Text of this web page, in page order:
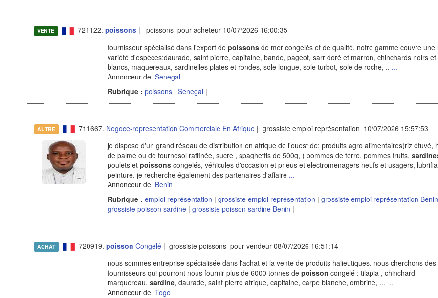
VENTE 721122. poissons| poissons pour acheteur 10/07/2026 16:00:35
fournisseur spécialisé dans l'export de poissonsde mer congelés et de qualité. notre gamme couvre une
variété d'espèces:daurade, saint pierre, capitaine, bande, pageot, sarr doré et marron, chinchards noirs et
blancs, maquereaux, sardinelles plates et rondes, sole longue, sole turbot, sole de roche, .. ...
Annonceur de Senegal
Rubrique : poissons | Senegal |
AUTRE 711667. Negoce-representation Commerciale En Afrique| grossiste emploi représentation 10/07/2026 15:57:53
je dispose d'un grand réseau de distribution en afrique de l'ouest de; produits agro alimentaires(riz étuvé,
de palme ou de tournesol raffinée, sucre , spaghettis de 500g, ) pommes de terre, pommes fruits,
poulets et poissonscongelés, véhicules d'occasion et pneus et electromenagers neufs et usagers,
peinture. je recherche également des partenaires d'affaire ...
Annonceur de Benin
Rubrique : emploi représentation | grossiste emploi représentation | grossiste emploi représentation Benin
grossiste poisson sardine| grossiste poisson sardine Benin |
ACHAT 720919. poisson Congelé| grossiste poissons pour vendeur 08/07/2026 16:51:14
nous sommes entreprise spécialisée dans l'achat et la vente de produits halieutiques. nous cherchons des
fournisseurs qui pourront nous fournir plus de 6000 tonnes de poisson congelé : tilapia , chinchard,
marquereau, sardine, daurade, saint pierre afrique, capitaine, carpe blanche, ombrine, ... ...
Annonceur de Togo